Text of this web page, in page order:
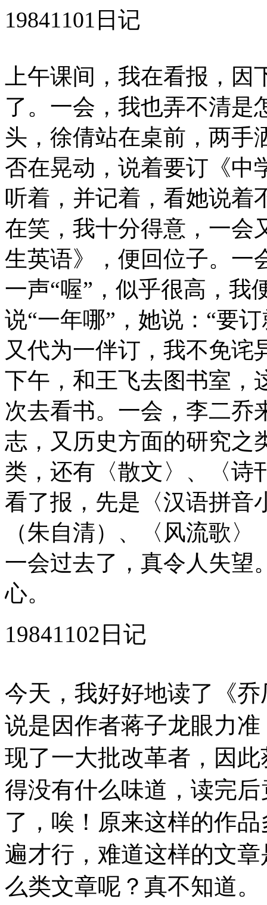
19841101日记
上午课间，我在看报，
了。一会，我也弄不清是
头，徐倩站在桌前，两手
否在晃动，说着要订《中
听着，并记着，看她说着
在笑，我十分得意，一会
生英语》，便回位子。一
一声“喔”，似乎很高，我
说“一年哪”，她说：“要
又代为一伴订，我不免诧
下午，和王飞去图书室，
次去看书。一会，李二乔
志，又历史方面的研究之
类，还有〈散文〉、〈诗
看了报，先是〈汉语拼音
（朱自清）、〈风流歌
一会过去了，真令人失望
心。
19841102日记
今天，我好好地读了《
说是因作者蒋子龙眼力
现了一大批改革者，因
得没有什么味道，读完
了，唉！原来这样的作
遍才行，难道这样的文
么类文章呢？真不知道。